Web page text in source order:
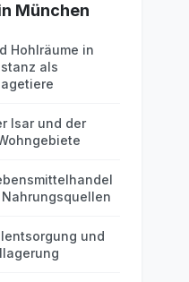
München
Hohlräume in
als
Isar und der
und